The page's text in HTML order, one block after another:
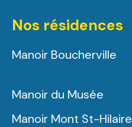
Nos résidences
Manoir Boucherville
Manoir du Musée
Manoir Mont St-Hilaire